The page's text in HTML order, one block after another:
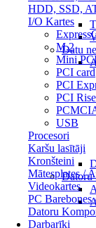
HDD, SSD,
I/O Kartes
M.2
Mini
PCI card
PCI
PCI
USB
Procesori
Karšu lasītāji
Kronšteini
Mātesplates /
Videokartes
PC Barebones
Datoru
Darbarīki
Datu
Datoru